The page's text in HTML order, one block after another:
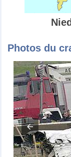
Photos du